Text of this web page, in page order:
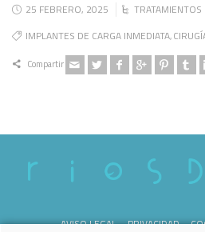
25 FEBRERO, 2025
TRATAMIENTOS
IMPLANTES DE CARGA INMEDIATA,
Compartir
AVISO LEGAL PRIVACIDAD